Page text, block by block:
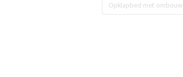
Opklapbed met ombouw